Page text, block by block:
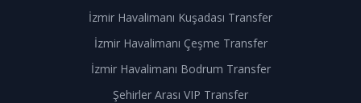
İzmir Havalimanı Kuşadası Transfer
İzmir Havalimanı Çeşme Transfer
İzmir Havalimanı Bodrum Transfer
Şehirler Arası VIP Transfer